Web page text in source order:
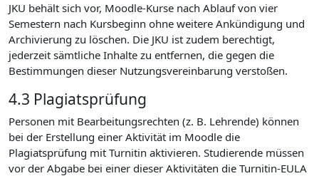
JKU behält sich vor, Moodle-Kurse nach Ablauf von vier
Semestern nach Kursbeginn ohne weitere Ankündigung und
Archivierung zu löschen. Die JKU ist zudem berechtigt,
jederzeit sämtliche Inhalte zu entfernen, die gegen die
Bestimmungen dieser Nutzungsvereinbarung verstoßen.
4.3 Plagiatsprüfung
Personen mit Bearbeitungsrechten (z. B. Lehrende) können
bei der Erstellung einer Aktivität im Moodle die
Plagiatsprüfung mit Turnitin aktivieren. Studierende müssen
vor der Abgabe bei einer dieser Aktivitäten die Turnitin-EULA